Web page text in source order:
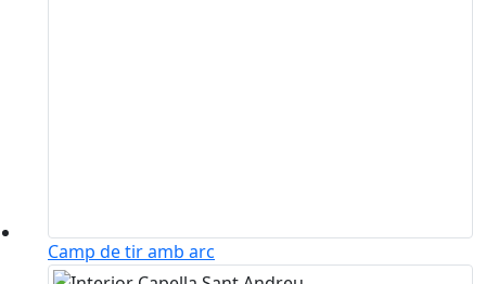
Camp de tir amb arc